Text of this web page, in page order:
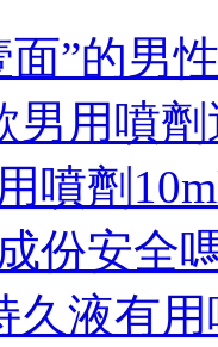
面”的男
男用噴
噴劑
份安全
久液有